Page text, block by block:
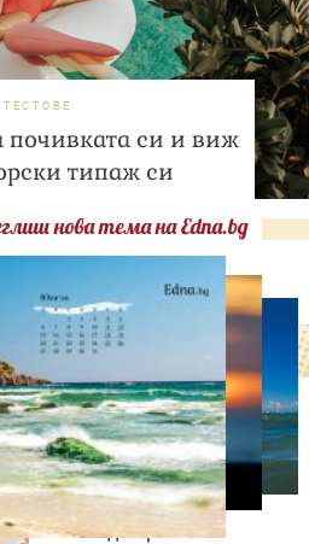
ТЕСТОВЕ
почивката си и виж
типаж си
нова тема на Edna.bg
ЛЮБОПИТНО
Историческа промяна:
Жените над 40 години
раждат по-често от
тийнейджърките